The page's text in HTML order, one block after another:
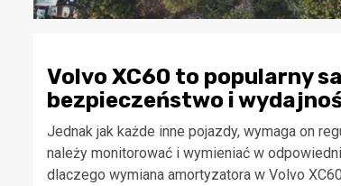
Volvo XC60 to popularny
bezpieczeństwo i
Jednak jak każde inne pojazdy, wymaga on
należy monitorować i wymieniać w
dlaczego wymiana amortyzatora w Volvo